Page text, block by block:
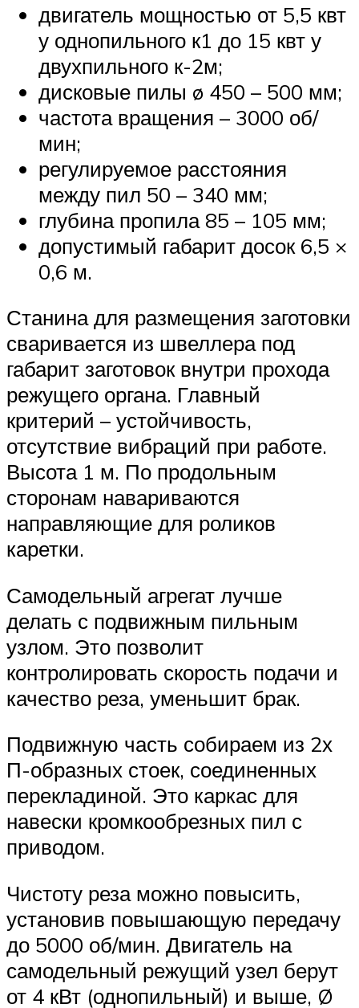
двигатель мощностью от 5,5 квт
у однопильного к1 до 15 квт у
двухпильного к-2м;
дисковые пилы ø 450 – 500 мм;
частота вращения – 3000 об/
мин;
регулируемое расстояния
между пил 50 – 340 мм;
глубина пропила 85 – 105 мм;
допустимый габарит досок 6,5 ×
0,6 м.
Станина для размещения заготовки
сваривается из швеллера под
габарит заготовок внутри прохода
режущего органа. Главный
критерий – устойчивость,
отсутствие вибраций при работе.
Высота 1 м. По продольным
сторонам навариваются
направляющие для роликов
каретки.
Самодельный агрегат лучше
делать с подвижным пильным
узлом. Это позволит
контролировать скорость подачи и
качество реза, уменьшит брак.
Подвижную часть собираем из 2х
П-образных стоек, соединенных
перекладиной. Это каркас для
навески кромкообрезных пил с
приводом.
Чистоту реза можно повысить,
установив повышающую передачу
до 5000 об/мин. Двигатель на
самодельный режущий узел берут
от 4 кВт (однопильный) и выше, Ø